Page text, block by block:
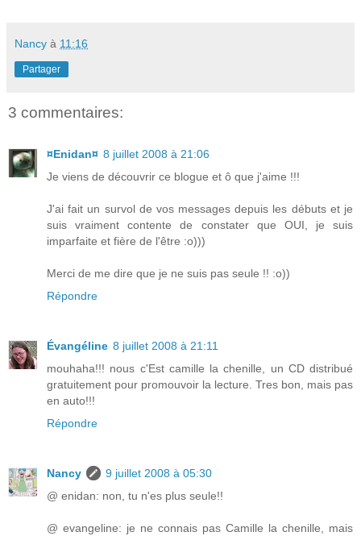
Nancy à 11:16
Partager
3 commentaires:
¤Enidan¤ 8 juillet 2008 à 21:06
Je viens de découvrir ce blogue et ô que j'aime !!!
J'ai fait un survol de vos messages depuis les débuts et je
suis vraiment contente de constater que OUI, je suis
imparfaite et fière de l'être :o)))
Merci de me dire que je ne suis pas seule !! :o))
Répondre
Évangéline 8 juillet 2008 à 21:11
mouhaha!!! nous c'Est camille la chenille, un CD distribué
gratuitement pour promouvoir la lecture. Tres bon, mais pas
en auto!!!
Répondre
Nancy
9 juillet 2008 à 05:30
@ enidan: non, tu n'es plus seule!!
@ evangeline: je ne connais pas Camille la chenille, mais